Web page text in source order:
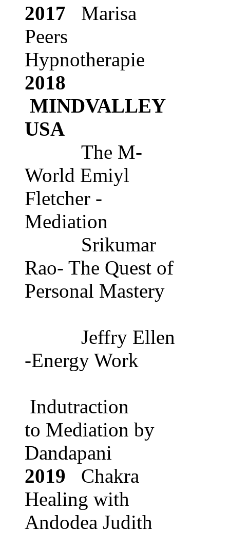
2017 Marisa
Peers
Hypnotherapie
2018
MINDVALLEY
USA
The M-
World Emiyl
Fletcher -
Mediation
Srikumar
Rao- The Quest of
Personal Mastery
Jeffry Ellen
-Energy Work
Indutraction
to Mediation by
Dandapani
2019 Chakra
Healing with
Andodea Judith